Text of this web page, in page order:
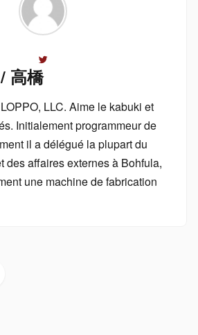
高橋
LLC. Aime le kabuki et
Initialement programmeur de
il a délégué la plupart du
des affaires externes à Bohfula,
une machine de fabrication